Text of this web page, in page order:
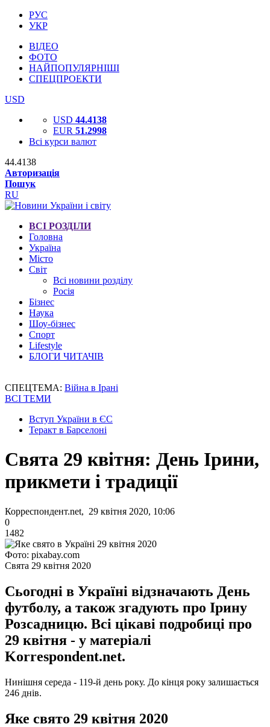
РУС
УКР
ВІДЕО
ФОТО
НАЙПОПУЛЯРНІШІ
СПЕЦПРОЕКТИ
USD
USD 44.4138
EUR 51.2998
Всі курси валют
44.4138
Авторизація
Пошук
RU
ВСІ РОЗДІЛИ
Головна
Україна
Місто
Світ
Всі новини розділу
Росія
Бізнес
Наука
Шоу-бізнес
Спорт
Lifestyle
БЛОГИ ЧИТАЧІВ
СПЕЦТЕМА: Війна в Ірані
ВСІ ТЕМИ
Вступ України в ЄС
Теракт в Барселоні
Свята 29 квітня: День Ірини,
прикмети і традиції
Корреспондент.net, 29 квітня 2020, 10:06
0
1482
Фото: pixabay.com
Свята 29 квітня 2020
Сьогодні в Україні відзначають День
футболу, а також згадують про Ірину
Розсадницю. Всі цікаві подробиці про
29 квітня - у матеріалі
Korrespondent.net.
Нинішня середа - 119-й день року. До кінця року залишається
246 днів.
Яке свято 29 квітня 2020